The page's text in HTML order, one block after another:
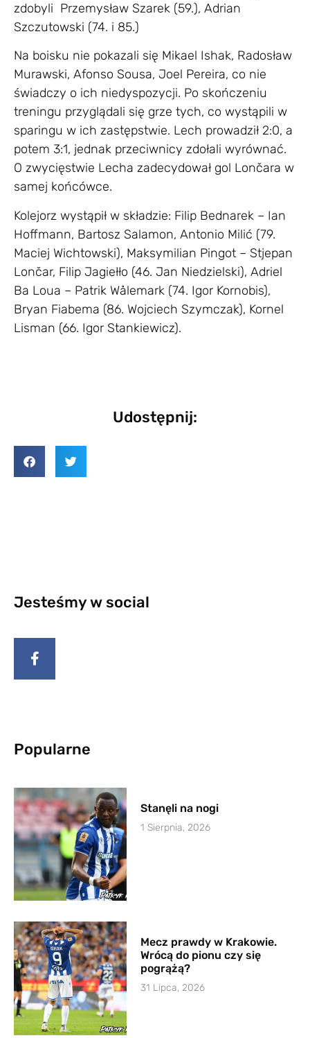
zdobyli Przemysław Szarek (59.), Adrian
Szczutowski (74. i 85.)
Na boisku nie pokazali się Mikael Ishak, Radosław
Murawski, Afonso Sousa, Joel Pereira, co nie
świadczy o ich niedyspozycji. Po skończeniu
treningu przyglądali się grze tych, co wystąpili w
sparingu w ich zastępstwie. Lech prowadził 2:0, a
potem 3:1, jednak przeciwnicy zdołali wyrównać.
O zwycięstwie Lecha zadecydował gol Lončara w
samej końcówce.
Kolejorz wystąpił w składzie: Filip Bednarek – Ian
Hoffmann, Bartosz Salamon, Antonio Milić (79.
Maciej Wichtowski), Maksymilian Pingot – Stjepan
Lončar, Filip Jagiełło (46. Jan Niedzielski), Adriel
Ba Loua – Patrik Wålemark (74. Igor Kornobis),
Bryan Fiabema (86. Wojciech Szymczak), Kornel
Lisman (66. Igor Stankiewicz).
Udostępnij:
Jesteśmy w social
Popularne
Stanęli na nogi
1 Sierpnia, 2026
Mecz prawdy w Krakowie.
Wrócą do pionu czy się
pogrążą?
31 Lipca, 2026